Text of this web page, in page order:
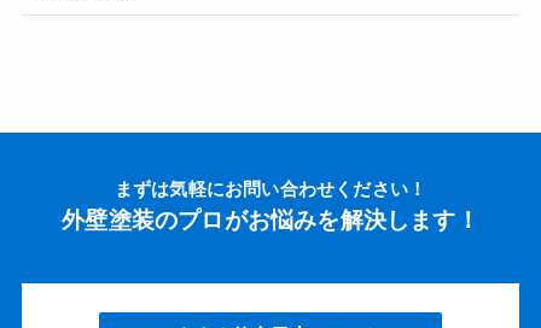
まずは気軽にお問い合わせください！
外壁塗装のプロがお悩みを解決します！